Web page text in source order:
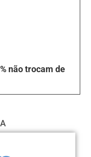
não trocam de